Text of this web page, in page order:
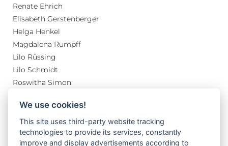
Renate Ehrich
Elisabeth Gerstenberger
Helga Henkel
Magdalena Rumpff
Lilo Rüssing
Lilo Schmidt
Roswitha Simon
Renate Tschirner
Wilhelm von Hoegen
Wolfgang Simon
We use cookies!
This site uses third-party website tracking
technologies to provide its services, constantly
improve and display advertisements according to